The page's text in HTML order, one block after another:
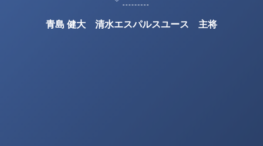
青島 健大 清水エスパルスユース 主将